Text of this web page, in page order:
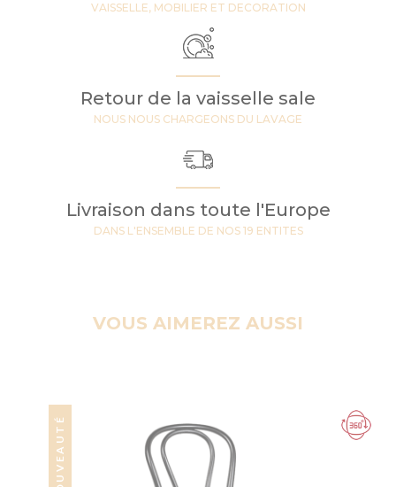
VAISSELLE, MOBILIER ET DECORATION
Retour de la vaisselle sale
NOUS NOUS CHARGEONS DU LAVAGE
Livraison dans toute l'Europe
DANS L'ENSEMBLE DE NOS 19 ENTITES
VOUS AIMEREZ AUSSI
NOUVEAUTÉ